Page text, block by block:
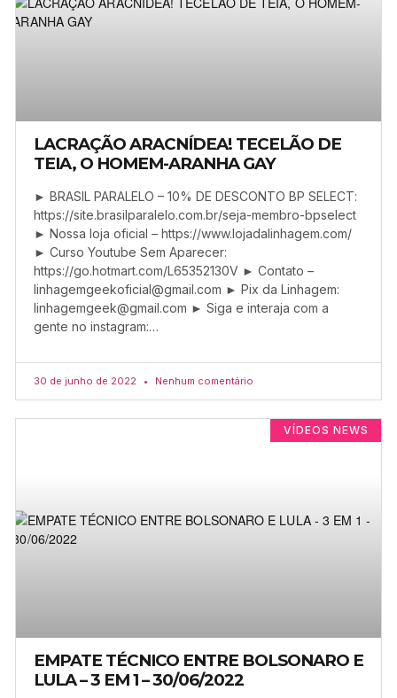
LACRAÇÃO ARACNÍDEA! TECELÃO DE
TEIA, O HOMEM-ARANHA GAY
► BRASIL PARALELO – 10% DE DESCONTO BP SELECT:
https://site.brasilparalelo.com.br/seja-membro-bpselect
► Nossa loja oficial – https://www.lojadalinhagem.com/
► Curso Youtube Sem Aparecer:
https://go.hotmart.com/L65352130V ► Contato –
linhagemgeekoficial@gmail.com ► Pix da Linhagem:
linhagemgeek@gmail.com ► Siga e interaja com a
gente no instagram:…
30 de junho de 2022 Nenhum comentário
VÍDEOS NEWS
EMPATE TÉCNICO ENTRE BOLSONARO E
LULA – 3 EM 1 – 30/06/2022